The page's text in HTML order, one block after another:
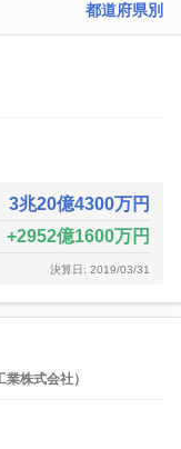
都道府県別
3兆20億4300万円
2952億1600万円
決算日: 2019/03/31
業株式会社）